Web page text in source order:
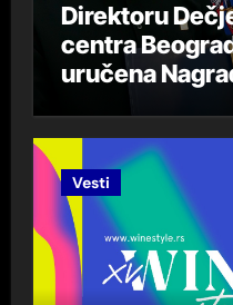
Direktoru
centra
uručena
Beograda
Lazarević“ za
Vesti